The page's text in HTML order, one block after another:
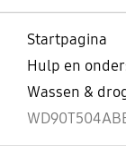
Startpagina
Hulp en
Wassen &